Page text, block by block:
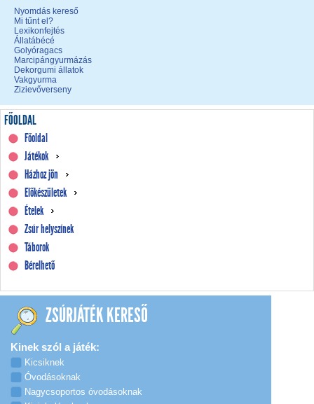
Nyomdás kereső
Mi tűnt el?
Lexikonfejtés
Állatábécé
Golyóragacs
Marcipángyurmázás
Dekorgumi állatok
Vakgyurma
Zizievőverseny
FŐOLDAL
Főoldal
Játékok
Házhoz jön
Előkészületek
Ételek
Zsúr helyszínek
Táborok
Bérelhető
ZSÚRJÁTÉK KERESŐ
Kinek szól a játék:
Kicsiknek
Óvodásoknak
Nagycsoportos óvodásoknak